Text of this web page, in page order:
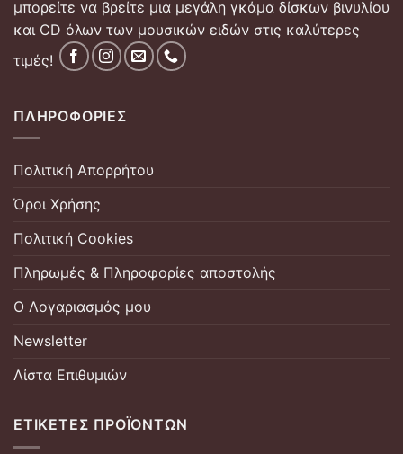
μπορείτε να βρείτε μια μεγάλη γκάμα δίσκων βινυλίου
και CD όλων των μουσικών ειδών στις καλύτερες
τιμές!
ΠΛΗΡΟΦΟΡΊΕΣ
Πολιτική Απορρήτου
Όροι Χρήσης
Πολιτική Cookies
Πληρωμές & Πληροφορίες αποστολής
Ο Λογαριασμός μου
Newsletter
Λίστα Επιθυμιών
ΕΤΙΚΈΤΕΣ ΠΡΟΪΌΝΤΩΝ